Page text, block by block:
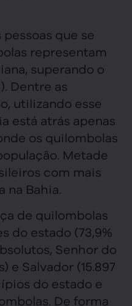
que se
representam
superando o
Dentre as
utilizando esse
está atrás apenas
os quilombolas
Metade
com mais
na Bahia.
de quilombolas
do estado (73,9%
Senhor do
e Salvador (15.897
do estado e
De forma